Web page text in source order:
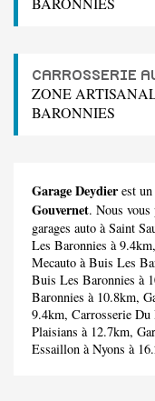
CARROSSERIE
ZONE
BARONNIES
Garage Deydierest un
Gouvernet. Nous vous
garages auto à Saint
Les Baronnies à 9.4km,
Mecauto à Buis Les
Buis Les Baronnies à
Baronnies à 10.8km,
9.4km, Carrosserie Du
Plaisians à 12.7km,
Essaillon à Nyons à